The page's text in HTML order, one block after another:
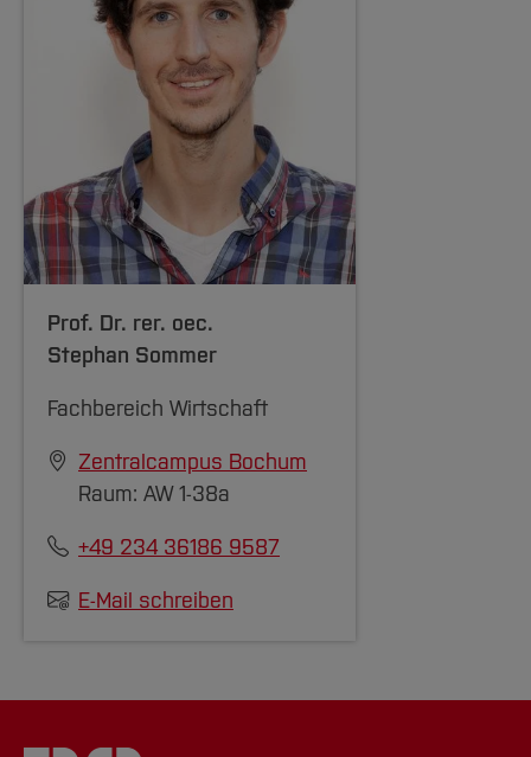
Prof. Dr. rer. oec.
Stephan Sommer
Fachbereich Wirtschaft
Zentralcampus Bochum
Raum: AW 1-38a
+49 234 36186 9587
E-Mail schreiben